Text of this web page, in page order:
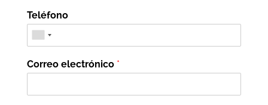
Teléfono
Correo electrónico *